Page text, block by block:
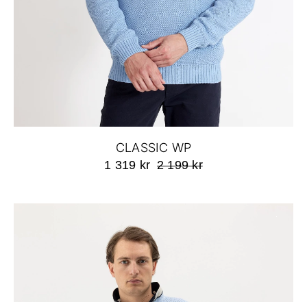
CLASSIC WP
1 319 kr 2 199 kr